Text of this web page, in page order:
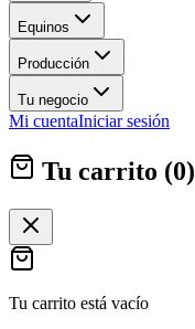
Equinos
Producción
Tu negocio
Mi cuentaIniciar sesión
Tu carrito (0)
Tu carrito está vacío